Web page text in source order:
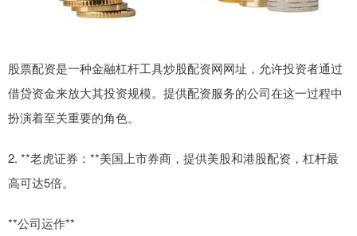
股票配资是一种金融杠杆工具炒股配资网网址，允许投资者通过
借贷资金来放大其投资规模。提供配资服务的公司在这一过程中
扮演着至关重要的角色。
2. **老虎证券：**美国上市券商，提供美股和港股配资，杠杆最
高可达5倍。
**公司运作**